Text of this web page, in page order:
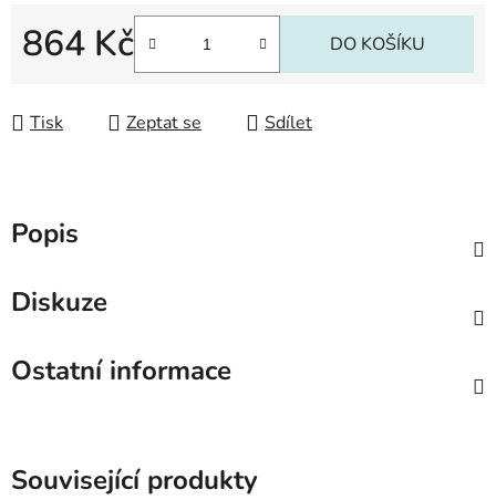
864 Kč DO KOŠÍKU
Tisk Zeptat se Sdílet
Popis
Diskuze
Ostatní informace
Související produkty